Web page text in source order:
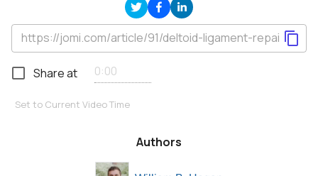
Share at
Set to Current Video Time
Authors